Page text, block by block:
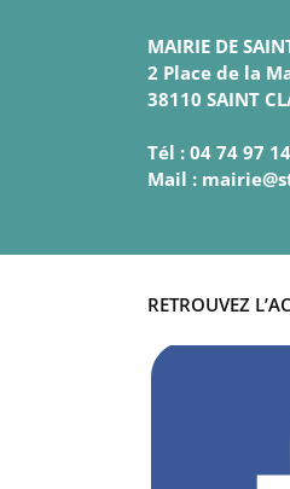
MAIRIE DE
2 Place de la
38110 SAINT
Tél : 04 74 97
Mail :
RETROUVEZ